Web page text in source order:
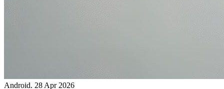
Android. 28 Apr 2026